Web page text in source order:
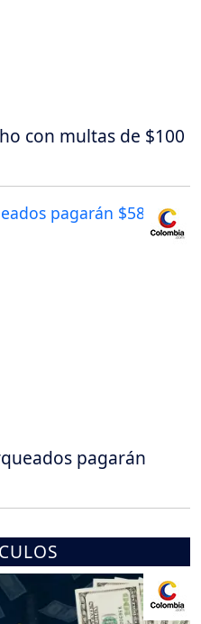
con multas de $100
pagarán